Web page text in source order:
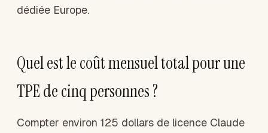
dédiée Europe.
Quel est le coût mensuel total pour une
TPE de cinq personnes ?
Compter environ 125 dollars de licence Claude